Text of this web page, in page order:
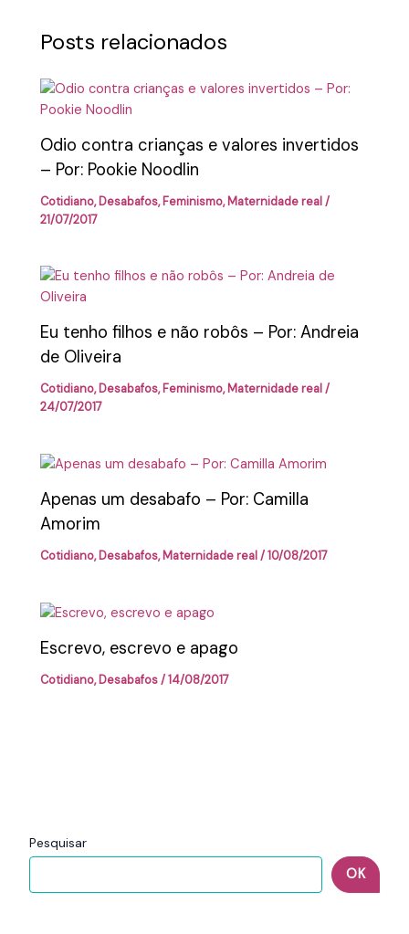
Pesquisar
OK
Posts relacionados
Odio contra crianças e valores invertidos
– Por: Pookie Noodlin
Cotidiano,Desabafos,Feminismo,Maternidade real/
21/07/2017
Eu tenho filhos e não robôs – Por: Andreia
de Oliveira
Cotidiano,Desabafos,Feminismo,Maternidade real/
24/07/2017
Apenas um desabafo – Por: Camilla
Amorim
Cotidiano,Desabafos,Maternidade real/10/08/2017
Escrevo, escrevo e apago
Cotidiano,Desabafos/14/08/2017